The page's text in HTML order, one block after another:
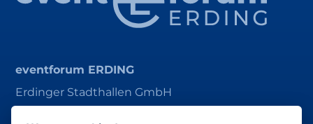
eventforum ERDING
Erdinger Stadthallen GmbH